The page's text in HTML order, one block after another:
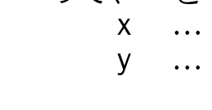
ｘ …
ｙ …